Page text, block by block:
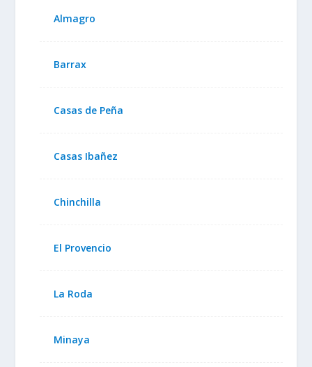
Almagro
Barrax
Casas de Peña
Casas Ibañez
Chinchilla
El Provencio
La Roda
Minaya